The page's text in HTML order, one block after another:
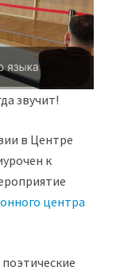
звучит!
в Центре
к
центра